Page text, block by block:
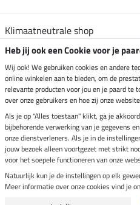
Klimaatneutrale shop
Verzending per
Veilig betalen met
Laatste update op
Heb jij ook een Cookie voor je
Wij ook! We gebruiken cookies en andere
online winkelen aan te bieden, om de
relevante producten voor jou en je paard te
over onze gebruikers en hoe zij onze
Als je op "Alles toestaan" klikt, ga je
bijbehorende verwerking van je gegevens
onze dienstverleners. Als je in de
jouw bezoek alleen voortgezet met strikt
voor het soepele functioneren van onze
Natuurlijk kun je de instellingen op elk
Meer informatie over onze cookies vind je